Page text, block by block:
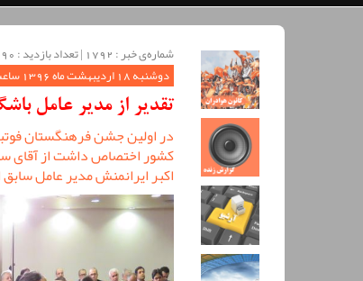
شماره‌ی خبر : ‌1792 | تعداد بازدید : 2490
دوشنبه 18 اردیبهشت ماه 1396 ساعت 10:18
تقدیر از مدیر عامل
در اولین جشن فرهنگستان
کشور اختصاص داشت از آقای
اکبر ایرانمنش مدیر عامل